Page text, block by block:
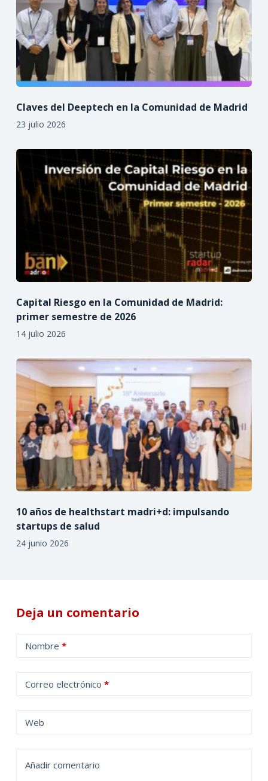
Claves del Deeptech en la Comunidad de Madrid
23 julio 2026
Capital Riesgo en la Comunidad de Madrid:
primer semestre de 2026
14 julio 2026
10 años de healthstart madri+d: impulsando
startups de salud
24 junio 2026
Deja un comentario
Nombre *
Correo electrónico *
Web
Añadir comentario
l
t
a
t